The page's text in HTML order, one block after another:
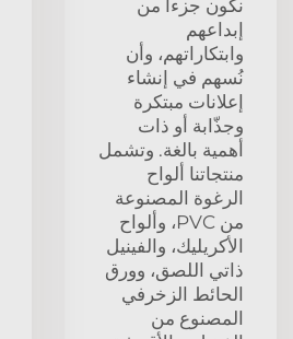
نكون جزءاً من
إبداعهم
وابتكاراتهم، وأن
نُسهم في إنشاء
إعلانات مبتكرة
وجذّابة أو ذات
أهمية بالغة. وتشمل
منتجاتنا ألواح
الرغوة المصنوعة
من PVC، وألواح
الأكريليك، والفينيل
ذاتي اللصق، وورق
الحائط الزخرفي
المصنوع من